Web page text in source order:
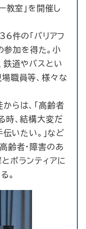
教室」を開催し
件の「バリアフ
参加を得た。小
鉄道やバスとい
職員等、様々な
らは、「高齢者
時、結構大変だ
伝いたい。」など
齢者・障害のあ
ボランティアに
。